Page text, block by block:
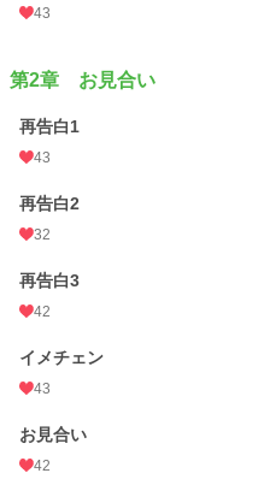
初回公開日時
週間ポイント 126 pt (30,498 位)
月間ポイント
43
第2章 お見合い
再告白1
43
再告白2
32
再告白3
42
イメチェン
43
お見合い
42